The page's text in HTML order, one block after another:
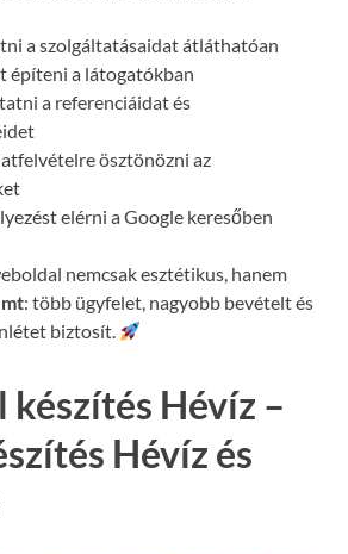
a szolgáltatásaidat átláthatóan
építeni a látogatókban
a referenciáidat és
ösztönözni az
elérni a Google keresőben
nemcsak esztétikus, hanem
: több ügyfelet, nagyobb bevételt és
biztosít.
Hévíz –
Hévíz és